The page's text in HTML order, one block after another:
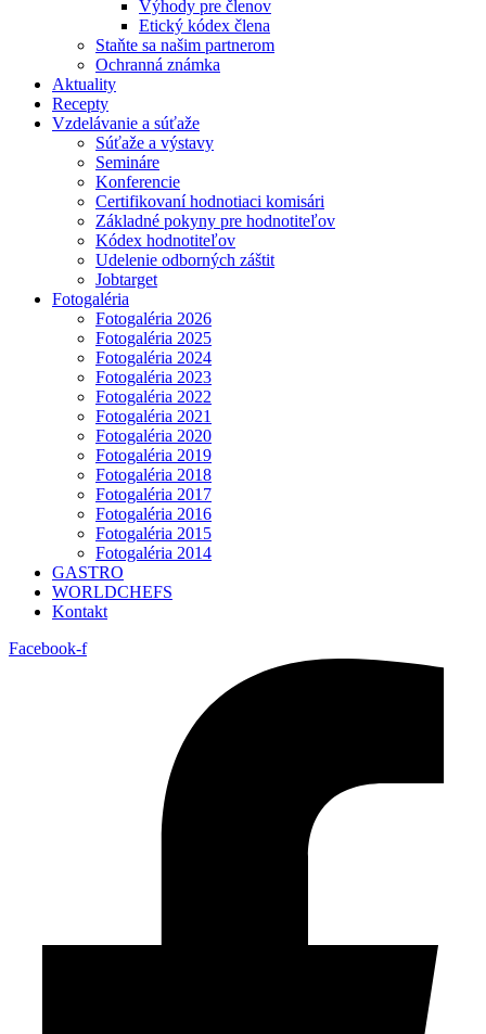
Výhody pre členov
Etický kódex člena
Staňte sa našim partnerom
Ochranná známka
Aktuality
Recepty
Vzdelávanie a súťaže
Súťaže a výstavy
Semináre
Konferencie
Certifikovaní hodnotiaci komisári
Základné pokyny pre hodnotiteľov
Kódex hodnotiteľov
Udelenie odborných záštit
Jobtarget
Fotogaléria
Fotogaléria 2026
Fotogaléria 2025
Fotogaléria 2024
Fotogaléria 2023
Fotogaléria 2022
Fotogaléria 2021
Fotogaléria 2020
Fotogaléria 2019
Fotogaléria 2018
Fotogaléria 2017
Fotogaléria 2016
Fotogaléria 2015
Fotogaléria 2014
GASTRO
WORLDCHEFS
Kontakt
Facebook-f